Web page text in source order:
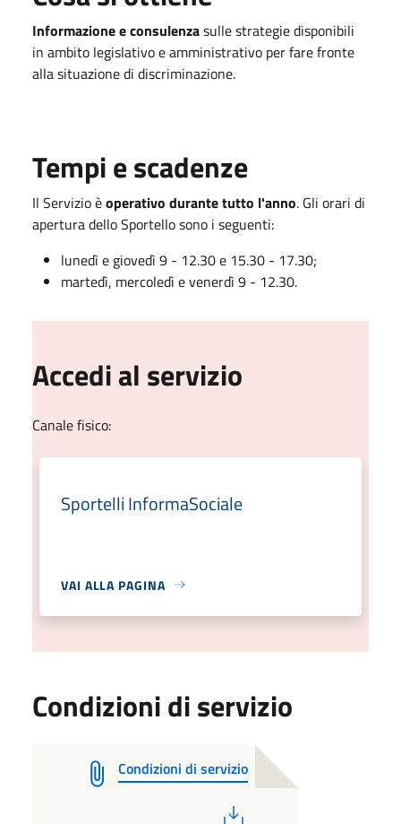
Informazione e consulenzasulle strategie disponibili
in ambito legislativo e amministrativo per fare fronte
alla situazione di discriminazione.
Tempi e scadenze
Il Servizio èoperativo durante tutto l'anno. Gli orari di
apertura dello Sportello sono i seguenti:
lunedì e giovedì 9 - 12.30 e 15.30 - 17.30;
martedì, mercoledì e venerdì 9 - 12.30.
Accedi al servizio
Canale fisico:
Sportelli InformaSociale
VAI ALLA PAGINA
Condizioni di servizio
Condizioni di servizio